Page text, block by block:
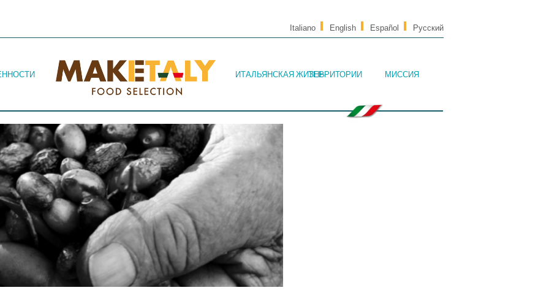
Italiano English Español Русский
ИТАЛЬЯНСКАЯ ЖИЗНЬТЕРРИТОРИИ МИССИЯ